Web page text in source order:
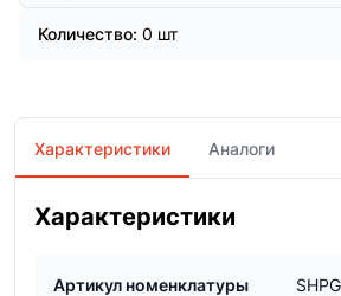
Количество: 0 шт
Характеристики Аналоги
Характеристики
Артикул номенклатуры